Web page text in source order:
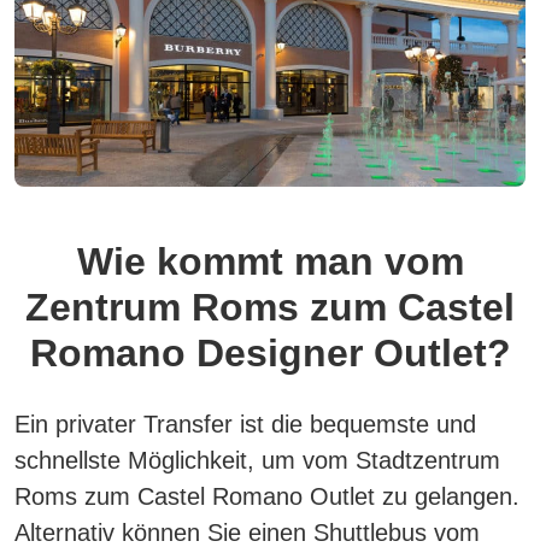
Wie kommt man vom
Zentrum Roms zum Castel
Romano Designer Outlet?
Ein privater Transfer ist die bequemste und
schnellste Möglichkeit, um vom Stadtzentrum
Roms zum Castel Romano Outlet zu gelangen.
Alternativ können Sie einen Shuttlebus vom